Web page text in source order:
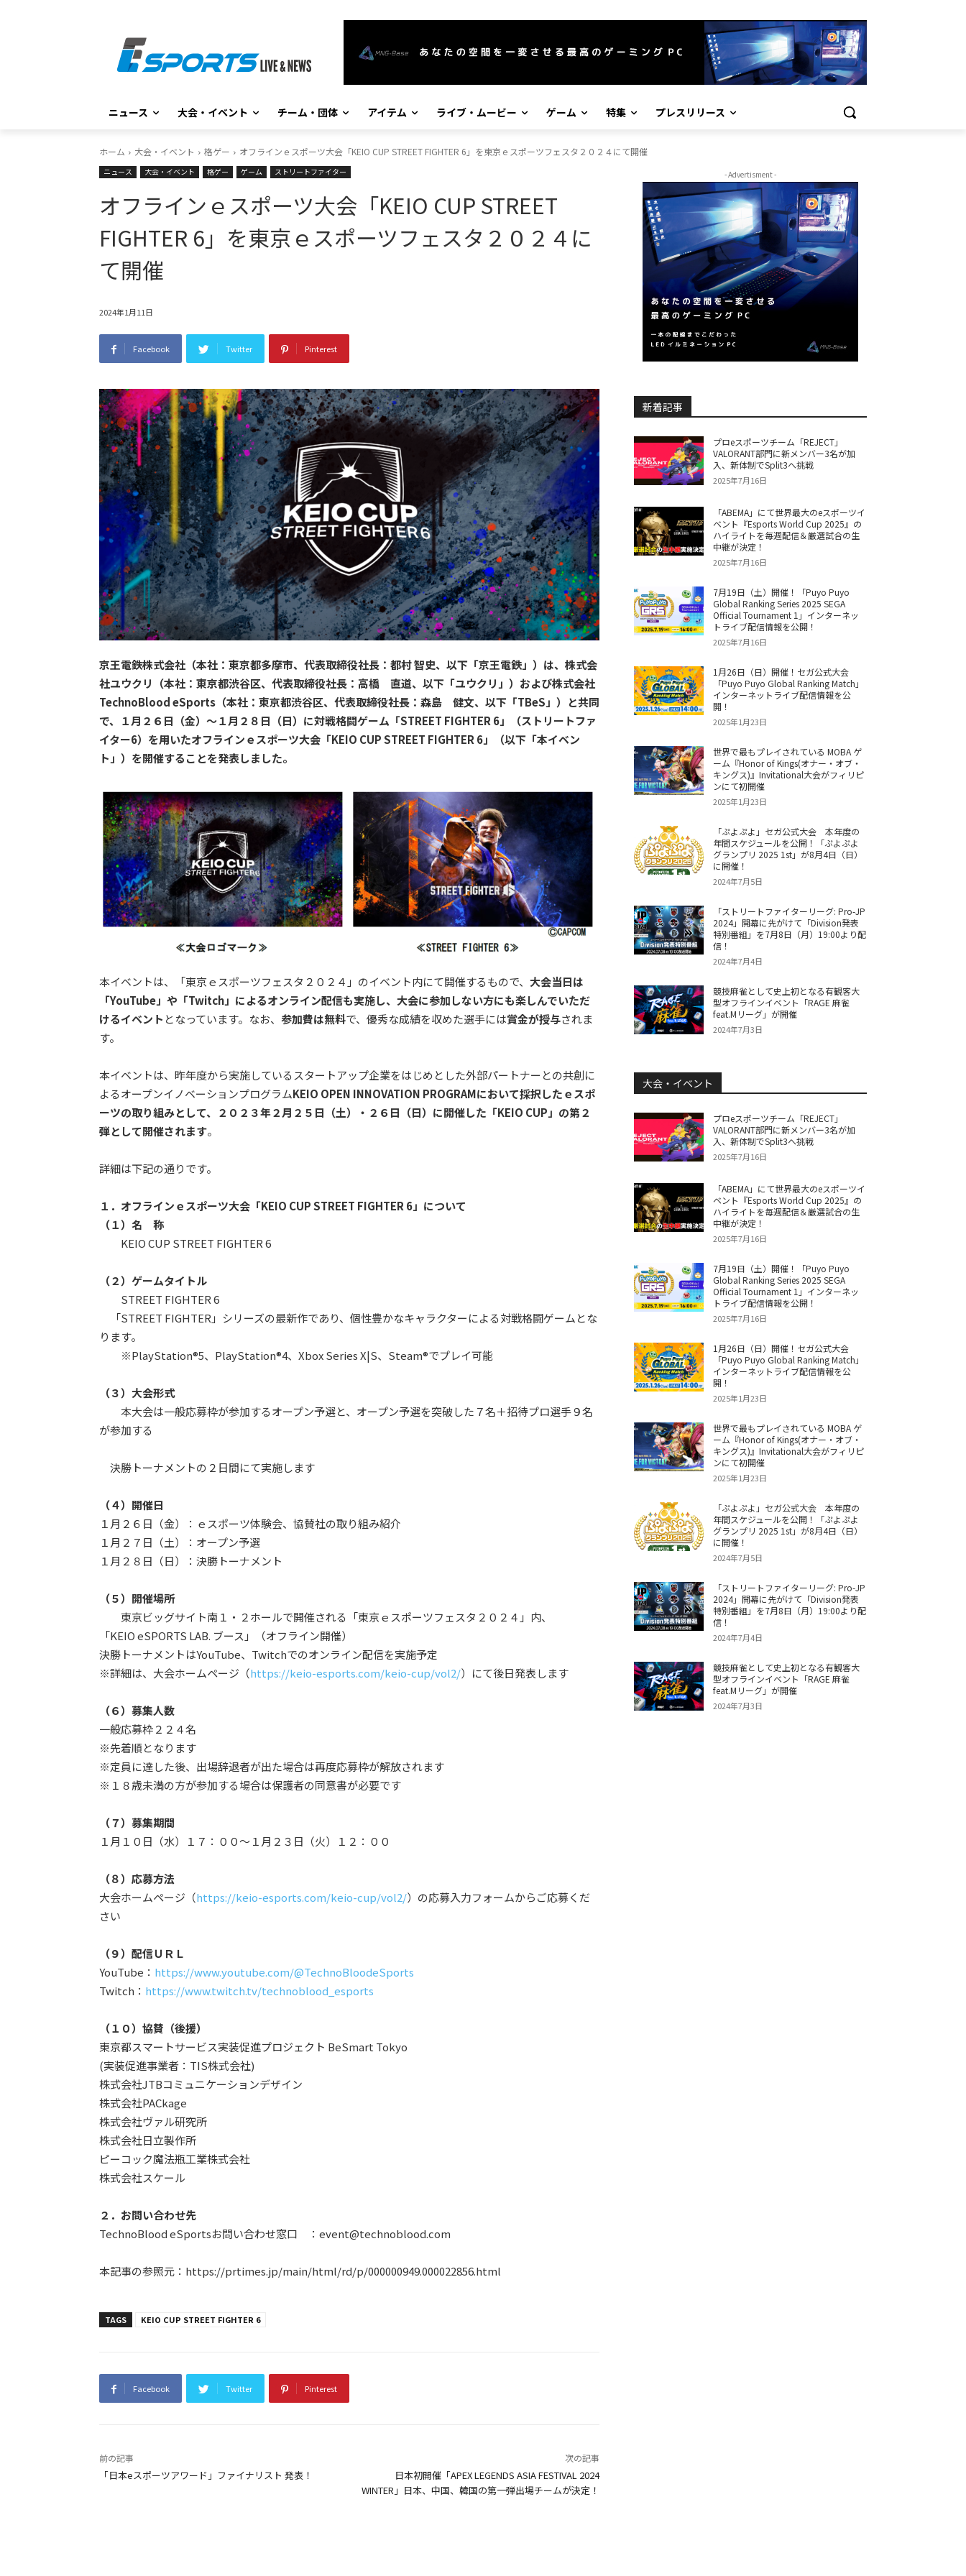
ニュース 大会・イベント チーム・団体 アイテム ライブ・ムービー ゲーム 特集 プレスリリース
ホーム 大会・イベント 格ゲー オフラインｅスポーツ大会「KEIO CUP STREET FIGHTER 6」を東京ｅスポーツフェスタ２０２４にて開催
ニュース 大会・イベント 格ゲー ゲーム ストリートファイター
オフラインｅスポーツ大会「KEIO CUP STREET
FIGHTER 6」を東京ｅスポーツフェスタ２０２４に
て開催
2024年1月11日
Facebook Twitter Pinterest
京王電鉄株式会社（本社：東京都多摩市、代表取締役社長：都村 智史、以下「京王電鉄」）は、株式会
社ユウクリ（本社：東京都渋谷区、代表取締役社長：高橋 直道、以下「ユウクリ」）および株式会社
TechnoBlood eSports（本社：東京都渋谷区、代表取締役社長：森島 健文、以下「TBeS」）と共同
で、１月２６日（金）～１月２８日（日）に対戦格闘ゲーム「STREET FIGHTER 6」（ストリートファ
イター6）を用いたオフラインｅスポーツ大会「KEIO CUP STREET FIGHTER 6」（以下「本イベン
ト」）を開催することを発表しました。
本イベントは、「東京ｅスポーツフェスタ２０２４」のイベント内にて開催するもので、 大会当日は
「YouTube」や「Twitch」によるオンライン配信も実施し、大会に参加しない方にも楽しんでいただ
けるイベント となっています。なお、 参加費は無料で、優秀な成績を収めた選手には賞金が授与されま
す。
本イベントは、昨年度から実施しているスタートアップ企業をはじめとした外部パートナーとの共創に
よるオープンイノベーションプログラムKEIO OPEN INNOVATION PROGRAMにおいて採択したｅスポ
ーツの取り組みとして、２０２３年２月２５日（土）・２６日（日）に開催した「KEIO CUP」の第２
弾として開催されます。
詳細は下記の通りです。
１．オフラインｅスポーツ大会「KEIO CUP STREET FIGHTER 6」について
（１）名 称
KEIO CUP STREET FIGHTER 6
（２）ゲームタイトル
STREET FIGHTER 6
「STREET FIGHTER」シリーズの最新作であり、個性豊かなキャラクターによる対戦格闘ゲームとな
ります。
※PlayStation®5、PlayStation®4、Xbox Series X|S、Steam®でプレイ可能
（３）大会形式
本大会は一般応募枠が参加するオープン予選と、オープン予選を突破した７名＋招待プロ選手９名
が参加する
決勝トーナメントの２日間にて実施します
（４）開催日
１月２６日（金）：ｅスポーツ体験会、協賛社の取り組み紹介
１月２７日（土）：オープン予選
１月２８日（日）：決勝トーナメント
（５）開催場所
東京ビッグサイト南１・２ホールで開催される「東京ｅスポーツフェスタ２０２４」内、
「KEIO eSPORTS LAB. ブース」（オフライン開催）
決勝トーナメントはYouTube、Twitchでのオンライン配信を実施予定
※詳細は、大会ホームページ（https://keio-esports.com/keio-cup/vol2/）にて後日発表します
（６）募集人数
一般応募枠２２４名
※先着順となります
※定員に達した後、出場辞退者が出た場合は再度応募枠が解放されます
※１８歳未満の方が参加する場合は保護者の同意書が必要です
（７）募集期間
１月１０日（水）１７：００～１月２３日（火）１２：００
（８）応募方法
大会ホームページ（https://keio-esports.com/keio-cup/vol2/）の応募入力フォームからご応募くだ
さい
（９）配信ＵＲＬ
YouTube： https://www.youtube.com/@TechnoBloodeSports
Twitch： https://www.twitch.tv/technoblood_esports
（１０）協賛（後援）
東京都スマートサービス実装促進プロジェクト BeSmart Tokyo
(実装促進事業者：TIS株式会社)
株式会社JTBコミュニケーションデザイン
株式会社PACkage
株式会社ヴァル研究所
株式会社日立製作所
ピーコック魔法瓶工業株式会社
株式会社スケール
２．お問い合わせ先
TechnoBlood eSportsお問い合わせ窓口 ：event@technoblood.com
本記事の参照元：https://prtimes.jp/main/html/rd/p/000000949.000022856.html
TAGS KEIO CUP STREET FIGHTER 6
Facebook Twitter Pinterest
前の記事
「日本eスポーツアワード」ファイナリスト 発表！
次の記事
日本初開催「APEX LEGENDS ASIA FESTIVAL 2024
WINTER」日本、中国、韓国の第一弾出場チームが決定！
- Advertisment -
新着記事
プロeスポーツチーム「REJECT」
VALORANT部門に新メンバー3名が加
入、新体制でSplit3へ挑戦
2025年7月16日
「ABEMA」にて世界最大のeスポーツイ
ベント『Esports World Cup 2025』の
ハイライトを毎週配信＆厳選試合の生
中継が決定！
2025年7月16日
7月19日（土）開催！「Puyo Puyo
Global Ranking Series 2025 SEGA
Official Tournament 1」インターネッ
トライブ配信情報を公開！
2025年7月16日
1月26日（日）開催！セガ公式大会
「Puyo Puyo Global Ranking Match」
インターネットライブ配信情報を公
開！
2025年1月23日
世界で最もプレイされている MOBA ゲ
ーム『Honor of Kings(オナー・オブ・
キングス)』Invitational大会がフィリピ
ンにて初開催
2025年1月23日
「ぷよぷよ」セガ公式大会 本年度の
年間スケジュールを公開！「ぷよぷよ
グランプリ 2025 1st」が8月4日（日）
に開催！
2024年7月5日
「ストリートファイターリーグ: Pro-JP
2024」開幕に先がけて「Division発表
特別番組」を7月8日（月）19:00より配
信！
2024年7月4日
競技麻雀として史上初となる有観客大
型オフラインイベント「RAGE 麻雀
feat.Mリーグ」が開催
2024年7月3日
大会・イベント
プロeスポーツチーム「REJECT」
VALORANT部門に新メンバー3名が加
入、新体制でSplit3へ挑戦
2025年7月16日
「ABEMA」にて世界最大のeスポーツイ
ベント『Esports World Cup 2025』の
ハイライトを毎週配信＆厳選試合の生
中継が決定！
2025年7月16日
7月19日（土）開催！「Puyo Puyo
Global Ranking Series 2025 SEGA
Official Tournament 1」インターネッ
トライブ配信情報を公開！
2025年7月16日
1月26日（日）開催！セガ公式大会
「Puyo Puyo Global Ranking Match」
インターネットライブ配信情報を公
開！
2025年1月23日
世界で最もプレイされている MOBA ゲ
ーム『Honor of Kings(オナー・オブ・
キングス)』Invitational大会がフィリピ
ンにて初開催
2025年1月23日
「ぷよぷよ」セガ公式大会 本年度の
年間スケジュールを公開！「ぷよぷよ
グランプリ 2025 1st」が8月4日（日）
に開催！
2024年7月5日
「ストリートファイターリーグ: Pro-JP
2024」開幕に先がけて「Division発表
特別番組」を7月8日（月）19:00より配
信！
2024年7月4日
競技麻雀として史上初となる有観客大
型オフラインイベント「RAGE 麻雀
feat.Mリーグ」が開催
2024年7月3日